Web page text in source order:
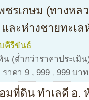
ชรเกษม (ทางหล
ละห่างชายทะเ
คีรีขันธ์
น (ต่ำกว่าราคาประเมิ
ราคา 9 , 999 , 999 บาท
มที่ดิน ทำเลดี อ.